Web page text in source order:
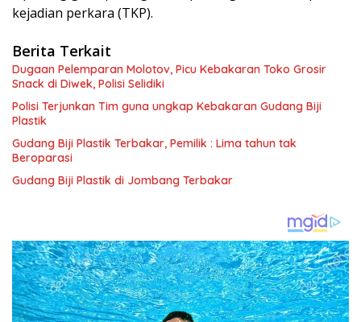
kejadian perkara (TKP).
Berita Terkait
Dugaan Pelemparan Molotov, Picu Kebakaran Toko Grosir
Snack di Diwek, Polisi Selidiki
Polisi Terjunkan Tim guna ungkap Kebakaran Gudang Biji
Plastik
Gudang Biji Plastik Terbakar, Pemilik : Lima tahun tak
Beroparasi
Gudang Biji Plastik di Jombang Terbakar